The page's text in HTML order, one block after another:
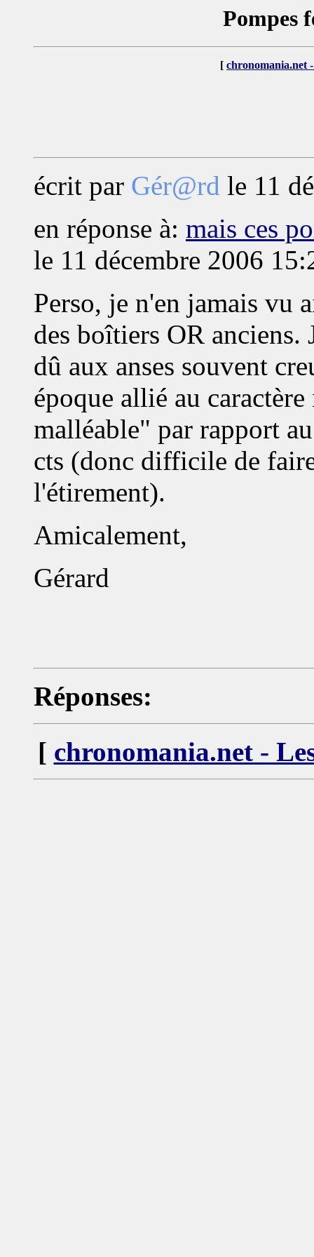
Pompes
[ chronomania.net
écrit par Gér@rd le 11
en réponse à: mais ces
le 11 décembre 2006
Perso, je n'en jamais vu
des boîtiers OR anciens.
dû aux anses souvent
époque allié au
malléable" par rapport
cts (donc difficile de
l'étirement).
Amicalement,
Gérard
Réponses:
[ chronomania.net -